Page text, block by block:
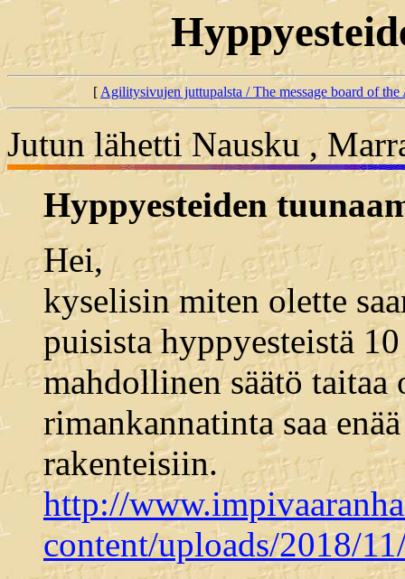
[Agilitysivujen juttupalsta / The message board of
Jutun lähetti Nausku ,
Hyppyesteiden
Hei,
kyselisin miten olette
puisista hyppyesteistä
mahdollinen säätö
rimankannatinta saa
rakenteisiin.
http://
content/uploads/2018/